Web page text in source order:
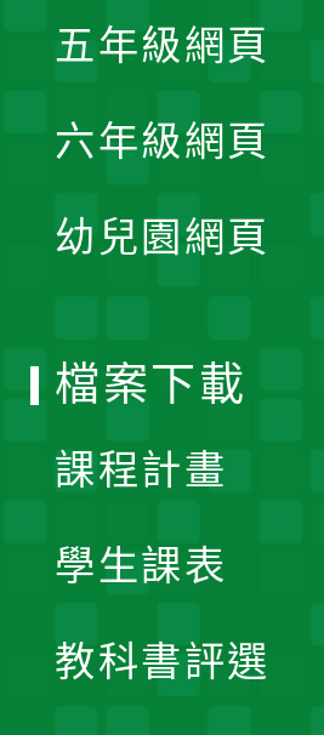
五年級網頁
六年級網頁
幼兒園網頁
檔案下載
課程計畫
學生課表
教科書評選